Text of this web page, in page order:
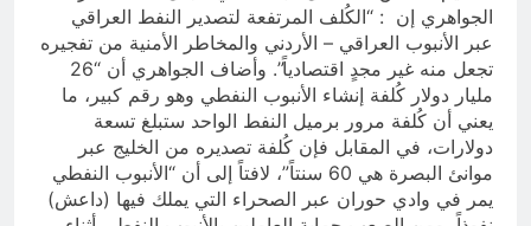
الجواهري إن : “الكُلف المرتفعة لتصدير النفط العراقي
عبر الأنبوب العراقي – الأردني والمخاطر الأمنية من تفجيره
تجعل منه غير مجدٍ اقتصادياً”. وأضاف الجواهري أن “26
مليار دولار كُلفة إنشاء الأنبوب النفطي وهو رقم كبير، ما
يعني أن كُلفة مرور برميل النفط الواحد ستبلغ تسعة
دولارات، في المقابل فإن كُلفة تصديره من الخليج عبر
موانئ البصرة هي 60 سنتاً”، لافتاً إلى أن “الأنبوب النفطي
يمر في وادي حوران عبر الصحراء التي يملك فيها (داعش)